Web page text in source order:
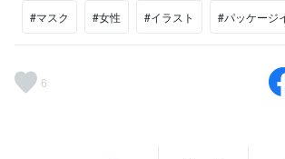
#マスク #女性 #イラスト #パッケージ
6